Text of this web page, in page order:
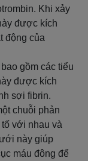
Khi xảy
được kích
động của
gồm các tiểu
được kích
sợi fibrin.
chuỗi phản
với nhau và
này giúp
máu đông để